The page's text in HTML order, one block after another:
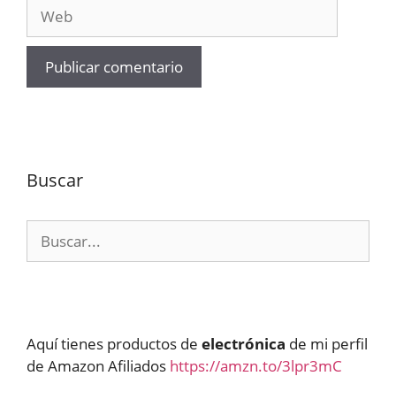
Buscar
Aquí tienes productos de electrónica de mi perfil
de Amazon Afiliados https://amzn.to/3lpr3mC